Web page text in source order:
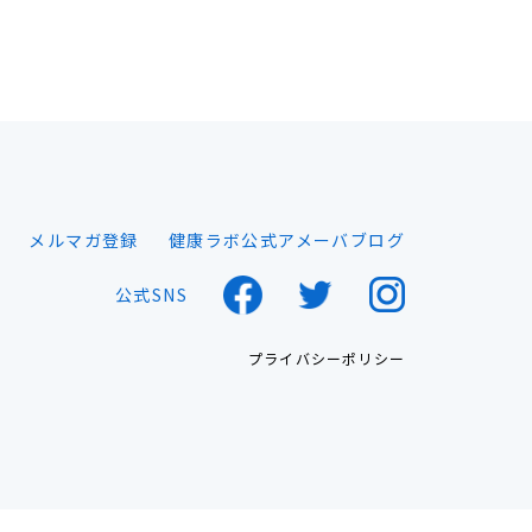
メルマガ登録 健康ラボ公式アメーバブログ
公式SNS
プライバシーポリシー